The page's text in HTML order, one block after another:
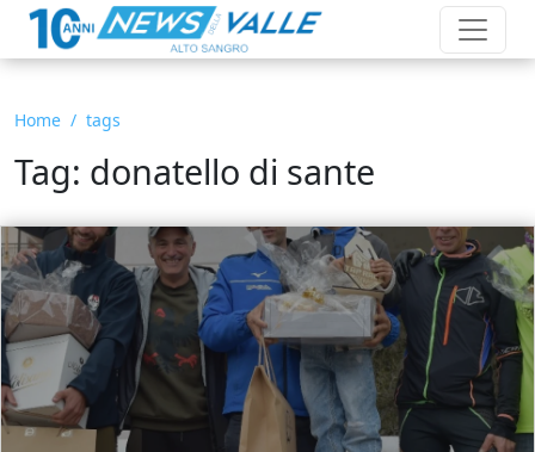
Home tags
Tag: donatello di sante